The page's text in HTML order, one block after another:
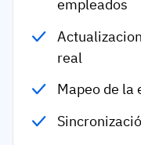
empleados
real
Mapeo de